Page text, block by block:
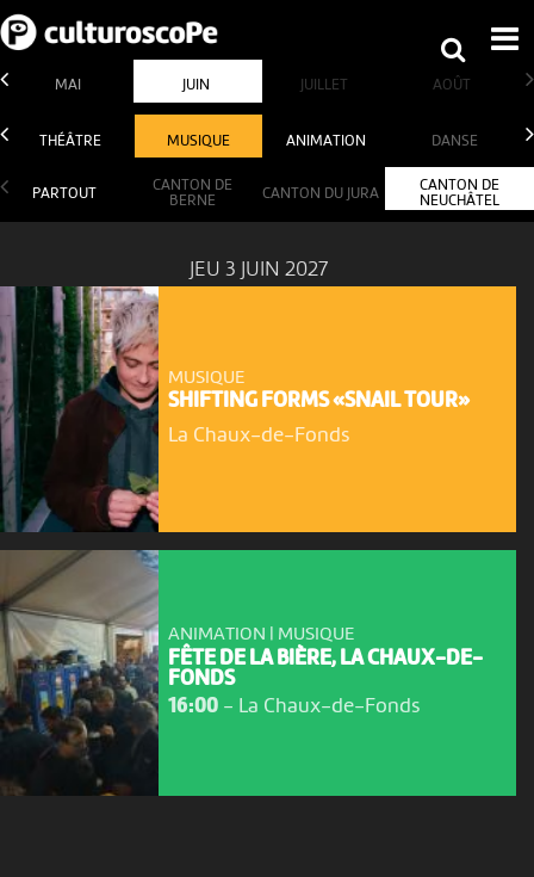
MAI JUIN JUILLET AOÛT
THÉÂTRE MUSIQUE ANIMATION DANSE
PARTOUT
CANTON DE
BERNE
CANTON DU JURA
CANTON DE
NEUCHÂTEL
JEU 3 JUIN 2027
MUSIQUE
SHIFTING FORMS «SNAIL TOUR»
La Chaux-de-Fonds
ANIMATION | MUSIQUE
FÊTE DE LA BIÈRE, LA CHAUX-DE-
FONDS
16:00- La Chaux-de-Fonds